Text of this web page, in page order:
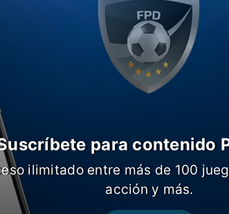
Diego Costa, recientemente
El goleador tiene 32 años, es agente
a su país de origen.
brasileño y sería su primera
continental. Por las dudas, el
para contenido
ilimitado entre más de 100
acción y más.